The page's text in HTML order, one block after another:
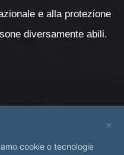
e alla protezione
diversamente abili.
×
cookie o tecnologie